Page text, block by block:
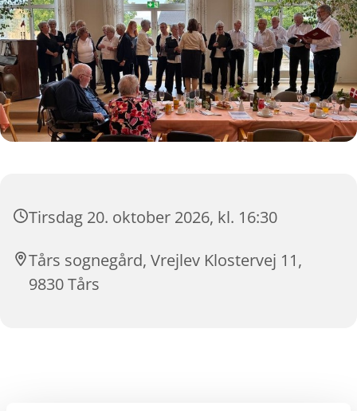
Tirsdag 20. oktober 2026, kl. 16:30
Tårs sognegård, Vrejlev Klostervej 11,
9830 Tårs